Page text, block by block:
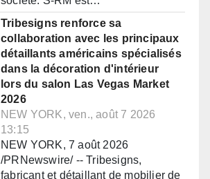
Tribesigns renforce sa
collaboration avec les principaux
détaillants américains spécialisés
dans la décoration d'intérieur
lors du salon Las Vegas Market
2026
NEW YORK, ven., août 7 2026
13:15
NEW YORK, 7 août 2026
/PRNewswire/ -- Tribesigns,
fabricant et détaillant de mobilier de